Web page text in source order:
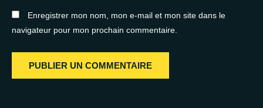
Enregistrer mon nom, mon e-mail et mon site dans le
navigateur pour mon prochain commentaire.